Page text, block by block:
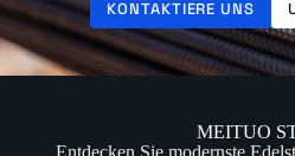
KONTAKTIERE UNS
MEITUO
Entdecken Sie modernste